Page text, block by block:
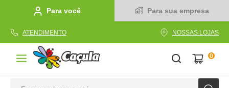
Para você Para sua empresa
ATENDIMENTO NOSSAS LOJAS
0